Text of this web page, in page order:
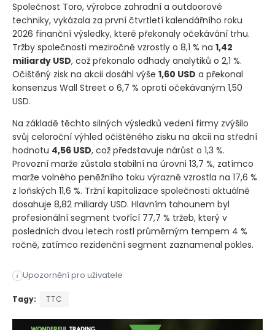
Společnost Toro, výrobce zahradní a outdoorové
techniky, vykázala za první čtvrtletí kalendářního roku
2026 finanční výsledky, které překonaly očekávání trhu.
Tržby společnosti meziročně vzrostly o 8,1 % na 1,42
miliardy USD, což překonalo odhady analytiků o 2,1 %.
Očištěný zisk na akcii dosáhl výše 1,60 USD a překonal
konsenzus Wall Street o 6,7 % oproti očekávaným 1,50
USD.
Na základě těchto silných výsledků vedení firmy zvýšilo
svůj celoroční výhled očištěného zisku na akcii na střední
hodnotu 4,56 USD, což představuje nárůst o 1,3 %.
Provozní marže zůstala stabilní na úrovni 13,7 %, zatímco
marže volného peněžního toku výrazně vzrostla na 17,6 %
z loňských 11,6 %. Tržní kapitalizace společnosti aktuálně
dosahuje 8,82 miliardy USD. Hlavním tahounem byl
profesionální segment tvořící 77,7 % tržeb, který v
posledních dvou letech rostl průměrným tempem 4 %
ročně, zatímco rezidenční segment zaznamenal pokles.
i Upozornění pro uživatele
Společnost Toro, výrobce zahradní a outdoorové techniky,
Tagy: TTC